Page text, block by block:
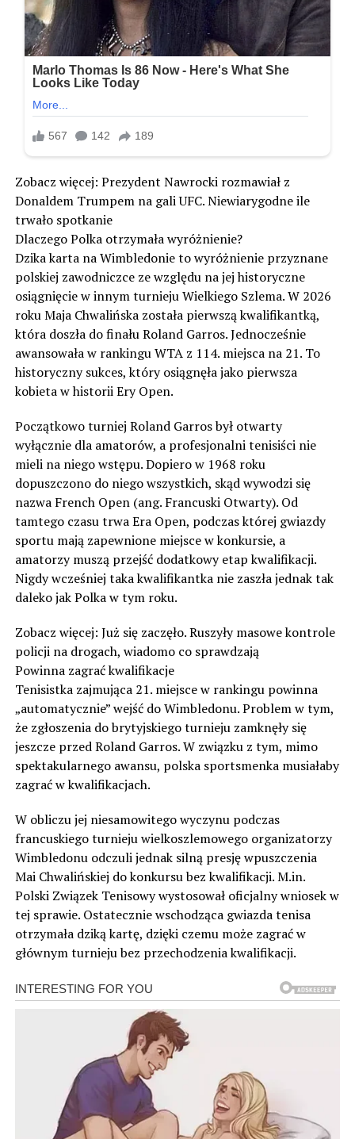
Zobacz więcej: Prezydent Nawrocki rozmawiał z
Donaldem Trumpem na gali UFC. Niewiarygodne ile
trwało spotkanie
Dlaczego Polka otrzymała wyróżnienie?
Dzika karta na Wimbledonie to wyróżnienie przyznane
polskiej zawodniczce ze względu na jej historyczne
osiągnięcie w innym turnieju Wielkiego Szlema. W 2026
roku Maja Chwalińska została pierwszą kwalifikantką,
która doszła do finału Roland Garros. Jednocześnie
awansowała w rankingu WTA z 114. miejsca na 21. To
historyczny sukces, który osiągnęła jako pierwsza
kobieta w historii Ery Open.
Początkowo turniej Roland Garros był otwarty
wyłącznie dla amatorów, a profesjonalni tenisiści nie
mieli na niego wstępu. Dopiero w 1968 roku
dopuszczono do niego wszystkich, skąd wywodzi się
nazwa French Open (ang. Francuski Otwarty). Od
tamtego czasu trwa Era Open, podczas której gwiazdy
sportu mają zapewnione miejsce w konkursie, a
amatorzy muszą przejść dodatkowy etap kwalifikacji.
Nigdy wcześniej taka kwalifikantka nie zaszła jednak tak
daleko jak Polka w tym roku.
Zobacz więcej: Już się zaczęło. Ruszyły masowe kontrole
policji na drogach, wiadomo co sprawdzają
Powinna zagrać kwalifikacje
Tenisistka zajmująca 21. miejsce w rankingu powinna
„automatycznie” wejść do Wimbledonu. Problem w tym,
że zgłoszenia do brytyjskiego turnieju zamknęły się
jeszcze przed Roland Garros. W związku z tym, mimo
spektakularnego awansu, polska sportsmenka musiałaby
zagrać w kwalifikacjach.
W obliczu jej niesamowitego wyczynu podczas
francuskiego turnieju wielkoszlemowego organizatorzy
Wimbledonu odczuli jednak silną presję wpuszczenia
Mai Chwalińskiej do konkursu bez kwalifikacji. M.in.
Polski Związek Tenisowy wystosował oficjalny wniosek w
tej sprawie. Ostatecznie wschodząca gwiazda tenisa
otrzymała dziką kartę, dzięki czemu może zagrać w
głównym turnieju bez przechodzenia kwalifikacji.